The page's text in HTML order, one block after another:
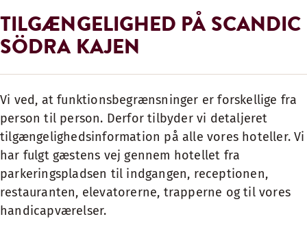
TILGÆNGELIGHED PÅ SCANDIC
SÖDRA KAJEN
Vi ved, at funktionsbegrænsninger er forskellige fra
person til person. Derfor tilbyder vi detaljeret
tilgængelighedsinformation på alle vores hoteller. Vi
har fulgt gæstens vej gennem hotellet fra
parkeringspladsen til indgangen, receptionen,
restauranten, elevatorerne, trapperne og til vores
handicapværelser.